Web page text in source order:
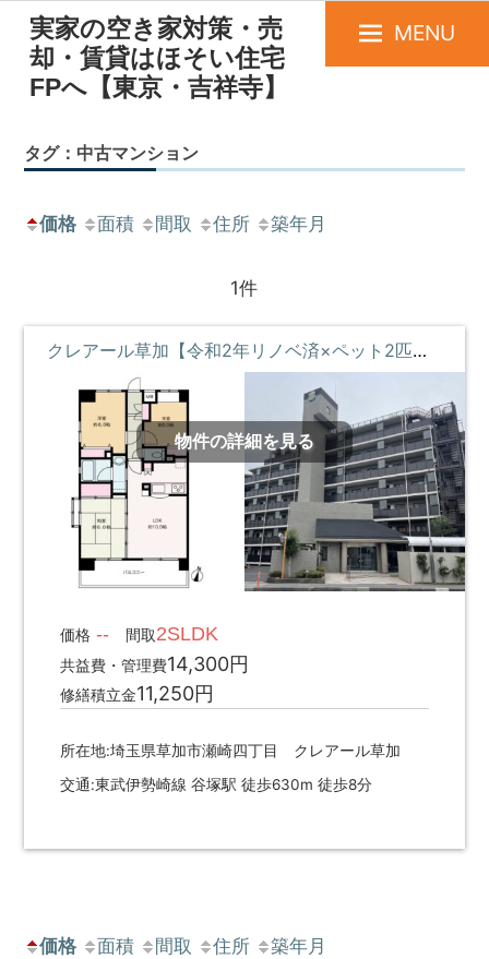
実家の空き家対策・売
却・賃貸はほそい住宅
FPへ【東京・吉祥寺】
MENU
タグ：中古マンション
価格 面積 間取 住所 築年月
1件
クレアール草加【令和2年リノベ済×ペット2匹可】
物件の詳細を見る
価格-- 間取2SLDK
共益費・管理費14,300円
修繕積立金11,250円
所在地:埼玉県草加市瀬崎四丁目 クレアール草加
交通:東武伊勢崎線 谷塚駅 徒歩630m 徒歩8分
価格 面積 間取 住所 築年月